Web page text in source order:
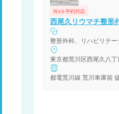
Web予約対応
西尾久リウマチ整形
整形外科、リハビリテ
東京都荒川区西尾久八
都電荒川線 荒川車庫前